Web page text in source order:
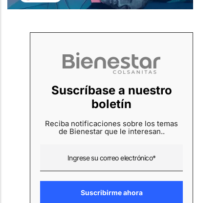
Suscríbase a nuestro
boletín
Reciba notificaciones sobre los temas
de Bienestar que le interesan..